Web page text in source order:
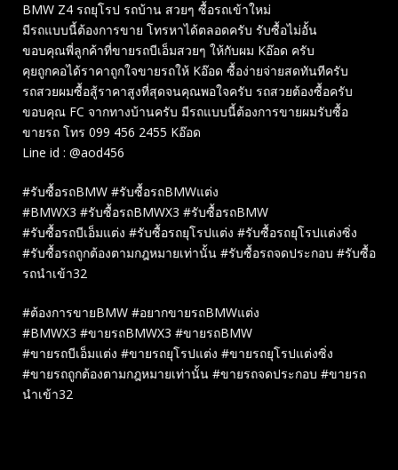
BMW Z4 รถยุโรป รถบ้าน สวยๆ ซื้อรถเข้าใหม่
มีรถแบบนี้ต้องการขาย โทรหาได้ตลอดครับ รับซื้อไม่อั้น
ขอบคุณพี่ลูกค้าที่ขายรถบีเอ็มสวยๆ ให้กับผม Kอ๊อด ครับ
คุยถูกคอได้ราคาถูกใจขายรถให้ Kอ๊อด ซื้อง่ายจ่ายสดทันทีครับ
รถสวยผมซื้อสู้ราคาสูงที่สุดจนคุณพอใจครับ รถสวยต้องซื้อครับ
ขอบคุณ FC จากทางบ้านครับ มีรถแบบนี้ต้องการขายผมรับซื้อ
ขายรถ โทร 099 456 2455 Kอ๊อด
Line id : @aod456
#รับซื้อรถBMW #รับซื้อรถBMWแต่ง
#BMWX3 #รับซื้อรถBMWX3 #รับซื้อรถBMW
#รับซื้อรถบีเอ็มแต่ง #รับซื้อรถยุโรปแต่ง #รับซื้อรถยุโรปแต่งซิ่ง
#รับซื้อรถถูกต้องตามกฎหมายเท่านั้น #รับซื้อรถจดประกอบ #รับซื้อ
รถนำเข้า32
#ต้องการขายBMW #อยากขายรถBMWแต่ง
#BMWX3 #ขายรถBMWX3 #ขายรถBMW
#ขายรถบีเอ็มแต่ง #ขายรถยุโรปแต่ง #ขายรถยุโรปแต่งซิ่ง
#ขายรถถูกต้องตามกฎหมายเท่านั้น #ขายรถจดประกอบ #ขายรถ
นำเข้า32